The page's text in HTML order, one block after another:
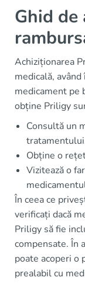
Ghid de
Achiziționarea
medicală,
medicament pe
obține Priligy
Consultă un
Obține o
Vizitează o
În ceea ce
verificați dacă
Priligy să fie
compensate. În
poate acoperi o
prealabil cu